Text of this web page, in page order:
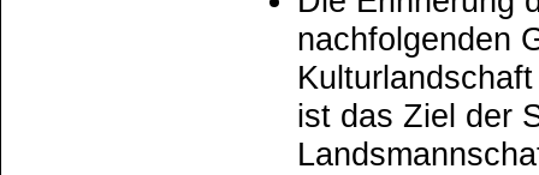
nachfolgenden
ist das Ziel der